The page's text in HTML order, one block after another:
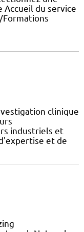
du service
Formations
clinique
industriels et
et de